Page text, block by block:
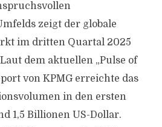
zeigt der globale
im dritten Quartal 2025
dem aktuellen „Pulse of
von KPMG erreichte das
in den ersten
1,5 Billionen US-Dollar.